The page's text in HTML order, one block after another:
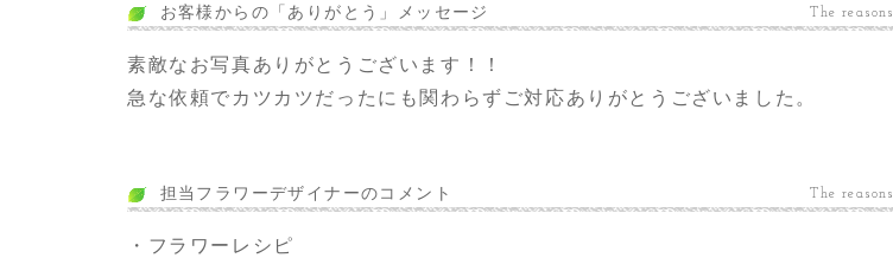
お客様からの「ありがとう」メッセージ The reasons
素敵なお写真ありがとうございます！！
急な依頼でカツカツだったにも関わらずご対応ありがとうございました。
担当フラワーデザイナーのコメント The reasons
・フラワーレシピ